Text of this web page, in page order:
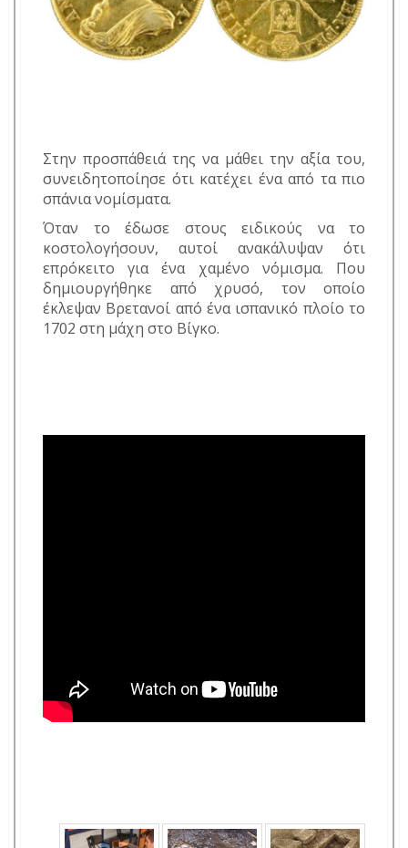
Στην προσπάθειά της να μάθει την αξία του,
συνειδητοποίησε ότι κατέχει ένα από τα πιο
σπάνια νομίσματα.
Όταν το έδωσε στους ειδικούς να το
κοστολογήσουν, αυτοί ανακάλυψαν ότι
επρόκειτο για ένα χαμένο νόμισμα. Που
δημιουργήθηκε από χρυσό, τον οποίο
έκλεψαν Βρετανοί από ένα ισπανικό πλοίο το
1702 στη μάχη στο Βίγκο.